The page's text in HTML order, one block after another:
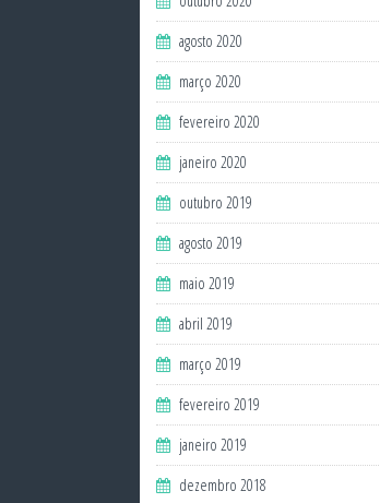
agosto 2020
março 2020
fevereiro 2020
janeiro 2020
outubro 2019
agosto 2019
maio 2019
abril 2019
março 2019
fevereiro 2019
janeiro 2019
dezembro 2018